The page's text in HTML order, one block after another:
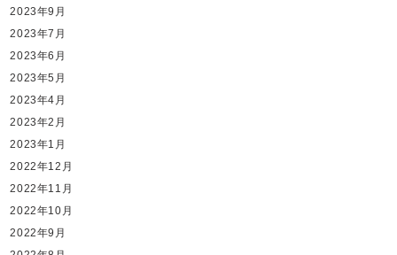
2023年9月
2023年7月
2023年6月
2023年5月
2023年4月
2023年2月
2023年1月
2022年12月
2022年11月
2022年10月
2022年9月